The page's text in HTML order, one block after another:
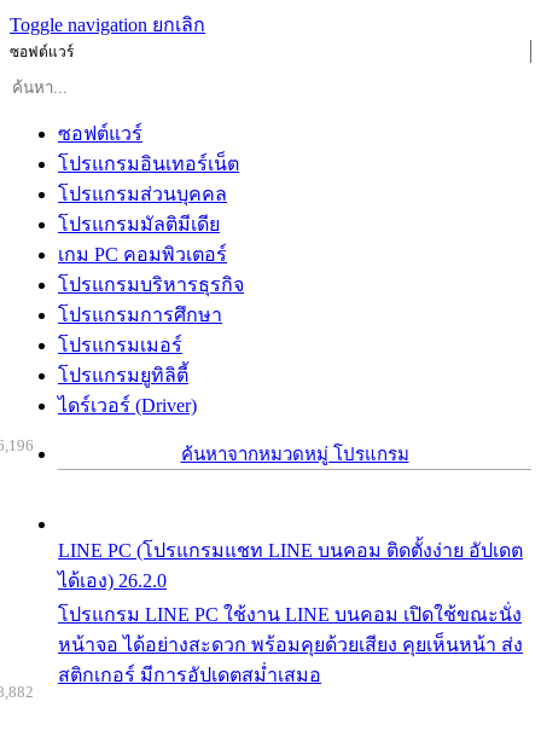
Toggle navigation ยกเลิก
ซอฟต์แวร์
ซอฟต์แวร์
โปรแกรมอินเทอร์เน็ต
โปรแกรมส่วนบุคคล
โปรแกรมมัลติมีเดีย
เกม PC คอมพิวเตอร์
โปรแกรมบริหารธุรกิจ
โปรแกรมการศึกษา
โปรแกรมเมอร์
โปรแกรมยูทิลิตี้
ไดร์เวอร์ (Driver)
ค้นหาจากหมวดหมู่ โปรแกรม
LINE PC (โปรแกรมแชท LINE บนคอม ติดตั้งง่าย อัปเดต
ได้เอง) 26.2.0
โปรแกรม LINE PC ใช้งาน LINE บนคอม เปิดใช้ขณะนั่ง
หน้าจอ ได้อย่างสะดวก พร้อมคุยด้วยเสียง คุยเห็นหน้า ส่ง
สติกเกอร์ มีการอัปเดตสม่ำเสมอ